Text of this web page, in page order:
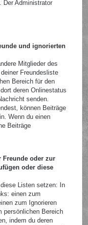
Der Administrator
und ignorierten
Mitglieder des
Freundesliste
Bereich für den
deren Onlinestatus
senden.
können Beiträge
Wenn du einen
Beiträge
Freunde oder zur
oder diese
Listen setzen: In
einen zum
zum Ignorieren
persönlichen Bereich
indem du deren